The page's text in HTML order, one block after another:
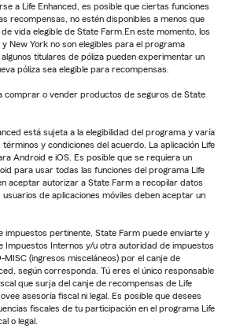
a Life Enhanced, es posible que ciertas funciones
recompensas, no estén disponibles a menos que
vida elegible de State Farm.En este momento, los
New York no son elegibles para el programa
titulares de póliza pueden experimentar un
póliza sea elegible para recompensas.
comprar o vender productos de seguros de State
está sujeta a la elegibilidad del programa y varía
y condiciones del acuerdo. La aplicación Life
Android e iOS. Es posible que se requiera un
para usar todas las funciones del programa Life
aceptar autorizar a State Farm a recopilar datos
de aplicaciones móviles deben aceptar un
impuestos pertinente, State Farm puede enviarte y
Impuestos Internos y/u otra autoridad de impuestos
MISC (ingresos misceláneos) por el canje de
según corresponda. Tú eres el único responsable
que surja del canje de recompensas de Life
asesoría fiscal ni legal. Es posible que desees
fiscales de tu participación en el programa Life
o legal.